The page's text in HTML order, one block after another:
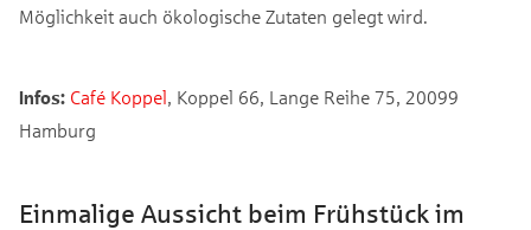
Möglichkeit auch ökologische Zutaten gelegt wird.
Infos: Café Koppel, Koppel 66, Lange Reihe 75, 20099
Hamburg
Einmalige Aussicht beim Frühstück im